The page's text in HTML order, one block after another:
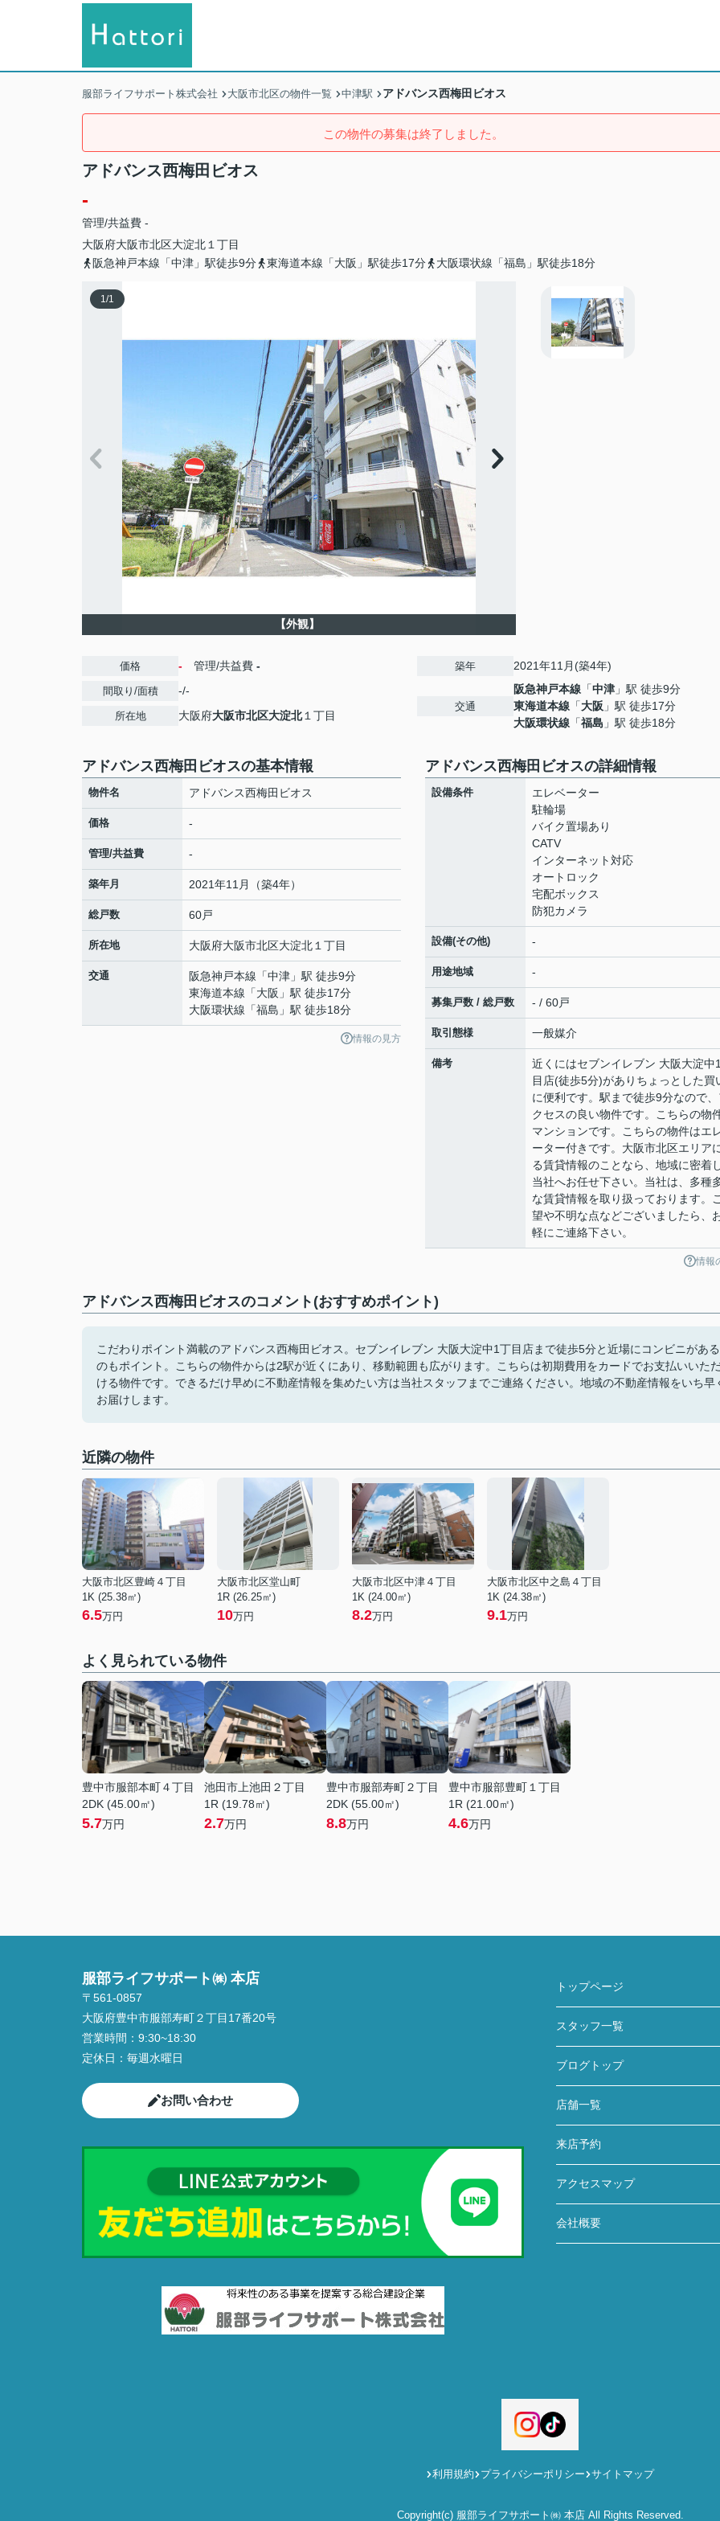
服部ライフサポート株式会社 大阪市北区の物件一覧 中津駅 アドバンス西梅田ビオス
この物件の募集は終了しました。
アドバンス西梅田ビオス
-
管理/共益費 -
大阪府大阪市北区大淀北 １丁目
阪急神戸本線「中津」駅徒歩9分
東海道本線「大阪」駅徒歩17分 大阪環状線「福島」駅徒歩18分
1/1
【外観】
価格 - 管理/共益費 -
間取り/面積 -/-
所在地 大阪府大阪市北区大淀北１丁目
築年 2021年11月(築4年)
交通
阪急神戸本線 「中津 」駅 徒歩9分
東海道本線 「大阪 」駅 徒歩17分
大阪環状線 「福島 」駅 徒歩18分
アドバンス西梅田ビオスの基本情報
物件名 アドバンス西梅田ビオス
価格 -
管理/共益費 -
築年月 2021年11月（築4年）
総戸数 60戸
所在地 大阪府大阪市北区大淀北 １丁目
交通 阪急神戸本線 「中津 」駅 徒歩9分
東海道本線 「大阪 」駅 徒歩17分
大阪環状線 「福島 」駅 徒歩18分
情報の見方
アドバンス西梅田ビオスの詳細情報
設備条件
エレベーター
駐輪場
バイク置場あり
CATV
インターネット対応
オートロック
宅配ボックス
防犯カメラ
設備(その他) -
用途地域 -
募集戸数 / 総戸数 - / 60戸
取引態様 一般媒介
備考
近くにはセブンイレブン 大阪大淀中
目店(徒歩5分)がありちょっとした買
に便利です。駅まで徒歩9分なので
クセスの良い物件です。こちらの物
マンションです。こちらの物件はエ
ーター付きです。大阪市北区エリア
る賃貸情報のことなら、地域に密着
当社へお任せ下さい。当社は、多種
な賃貸情報を取り扱っております。
望や不明な点などございましたら、
軽にご連絡下さい。
情報
アドバンス西梅田ビオスのコメント(おすすめポイント)
こだわりポイント満載のアドバンス西梅田ビオス。セブンイレブン 大阪大淀中1丁目店まで徒歩5分と近場にコンビニがある
のもポイント。こちらの物件からは2駅が近くにあり、移動範囲も広がります。こちらは初期費用をカードでお支払いいた
ける物件です。できるだけ早めに不動産情報を集めたい方は当社スタッフまでご連絡ください。地域の不動産情報をいち早
お届けします。
近隣の物件
大阪市北区豊崎４丁目
1K (25.38㎡)
6.5万円
大阪市北区堂山町
1R (26.25㎡)
10万円
大阪市北区中津４丁目
1K (24.00㎡)
8.2万円
大阪市北区中之島４丁目
1K (24.38㎡)
9.1万円
よく見られている物件
豊中市服部本町４丁目
2DK (45.00㎡)
5.7万円
池田市上池田２丁目
1R (19.78㎡)
2.7万円
豊中市服部寿町２丁目
2DK (55.00㎡)
8.8万円
豊中市服部豊町１丁目
1R (21.00㎡)
4.6万円
服部ライフサポート㈱ 本店
〒561-0857
大阪府豊中市服部寿町２丁目17番20号
営業時間： 9:30~18:30
定休日： 毎週水曜日
お問い合わせ
トップページ
スタッフ一覧
ブログトップ
店舗一覧
来店予約
アクセスマップ
会社概要
利用規約 プライバシーポリシー サイトマップ
Copyright(c) 服部ライフサポート㈱ 本店 All Rights Reserved.